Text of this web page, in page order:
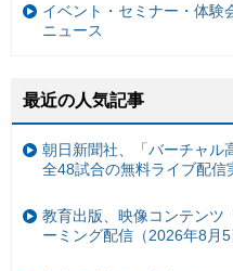
イベント・セミナー・体験
ニュース
最近の人気記事
朝日新聞社、「バーチャル
全48試合の無料ライブ配信
教育出版、映像コンテンツ
ーミング配信（2026年8月5